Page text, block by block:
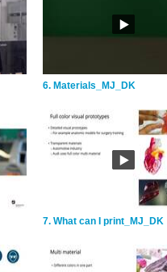
6. Materials_MJ_DK
7. What can I print_MJ_DK